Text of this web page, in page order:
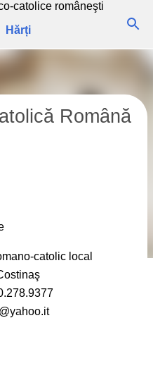
catolice româneşti
Hărți
Română
catolic local